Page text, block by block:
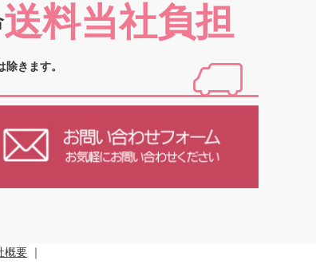
送料当社負担
きます。
概要 ｜